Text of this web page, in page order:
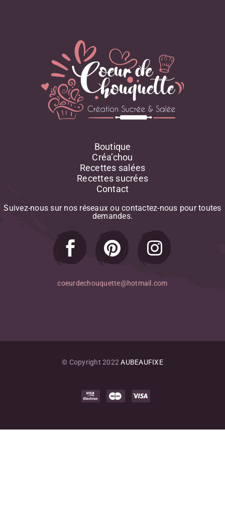
Boutique
Créa’chou
Recettes salées
Recettes sucrées
Contact
Suivez-nous sur nos réseaux ou contactez-nous pour toutes
demandes.
coeurdechouquette@hotmail.com
© Copyright 2022 AUBEAUFIXE